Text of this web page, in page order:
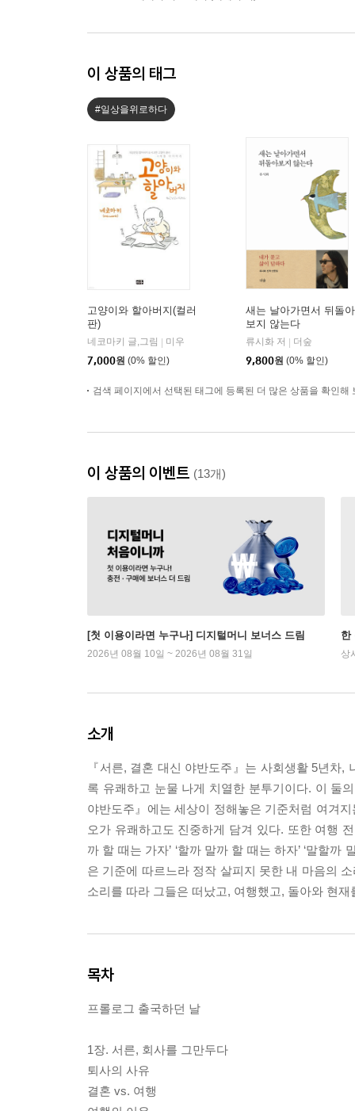
이 상품의 태그
#일상을위로하다
고양이와 할아버지(컬러
판)
네코마키 글,그림 | 미우
7,000원 (0% 할인)
새는 날아가면서 뒤돌아
보지 않는다
류시화 저 | 더숲
9,800원 (0% 할인)
검색 페이지에서 선택된 태그에 등록된 더 많은 상품을 확인해
이 상품의 이벤트 (13개)
[첫 이용이라면 누구나] 디지털머니 보너스 드림
2026년 08월 10일 ~ 2026년 08월 31일
한
상
소개
『서른, 결혼 대신 야반도주』는 사회생활 5년차
록 유쾌하고 눈물 나게 치열한 분투기이다. 이 둘
야반도주』에는 세상이 정해놓은 기준처럼 여겨
오가 유쾌하고도 진중하게 담겨 있다. 또한 여행
까 할 때는 가자’ ‘할까 말까 할 때는 하자’ ‘말할
은 기준에 따르느라 정작 살피지 못한 내 마음의
소리를 따라 그들은 떠났고, 여행했고, 돌아와 현재
목차
프롤로그 출국하던 날
1장. 서른, 회사를 그만두다
퇴사의 사유
결혼 vs. 여행